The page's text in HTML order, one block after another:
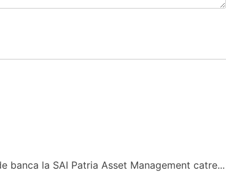
la SAI Patria Asset Management catre...